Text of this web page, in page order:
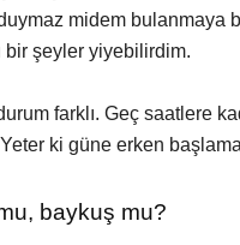
midem bulanmaya
bir şeyler yiyebilirdim.
farklı. Geç saatlere
ki güne erken
baykuş mu?